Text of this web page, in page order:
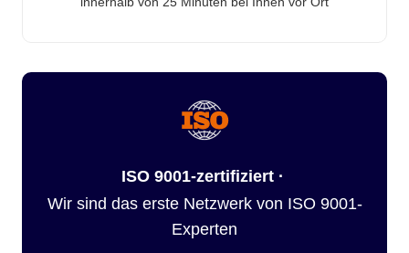
ISO 9001-zertifiziert ·
Wir sind das erste Netzwerk von ISO 9001-
Experten